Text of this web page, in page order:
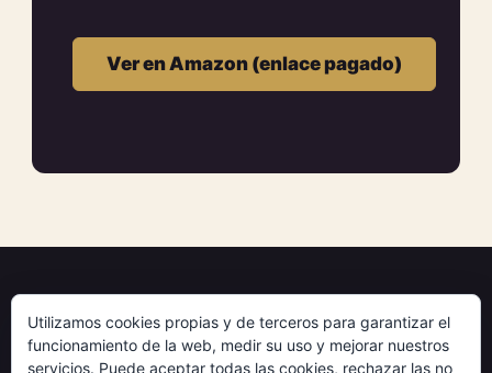
Ver en Amazon (enlace pagado)
Museo del Tarot
Utilizamos cookies propias y de terceros para garantizar el
funcionamiento de la web, medir su uso y mejorar nuestros
servicios. Puede aceptar todas las cookies, rechazar las no